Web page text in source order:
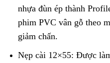
nhựa đùn ép thành
phim PVC vân gỗ theo
giảm chấn.
Nẹp cài 12×55: Được